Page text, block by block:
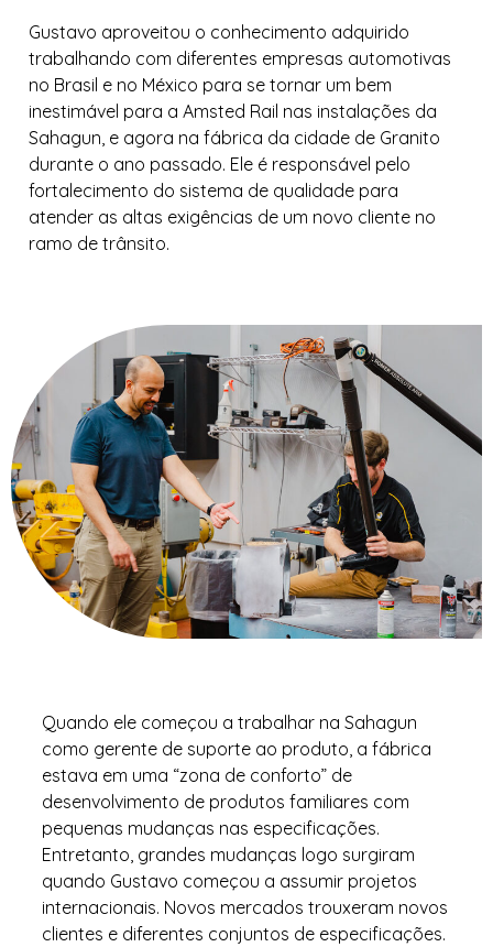
Gustavo aproveitou o conhecimento adquirido
trabalhando com diferentes empresas automotivas
no Brasil e no México para se tornar um bem
inestimável para a Amsted Rail nas instalações da
Sahagun, e agora na fábrica da cidade de Granito
durante o ano passado. Ele é responsável pelo
fortalecimento do sistema de qualidade para
atender as altas exigências de um novo cliente no
ramo de trânsito.
Quando ele começou a trabalhar na Sahagun
como gerente de suporte ao produto, a fábrica
estava em uma “zona de conforto” de
desenvolvimento de produtos familiares com
pequenas mudanças nas especificações.
Entretanto, grandes mudanças logo surgiram
quando Gustavo começou a assumir projetos
internacionais. Novos mercados trouxeram novos
clientes e diferentes conjuntos de especificações.